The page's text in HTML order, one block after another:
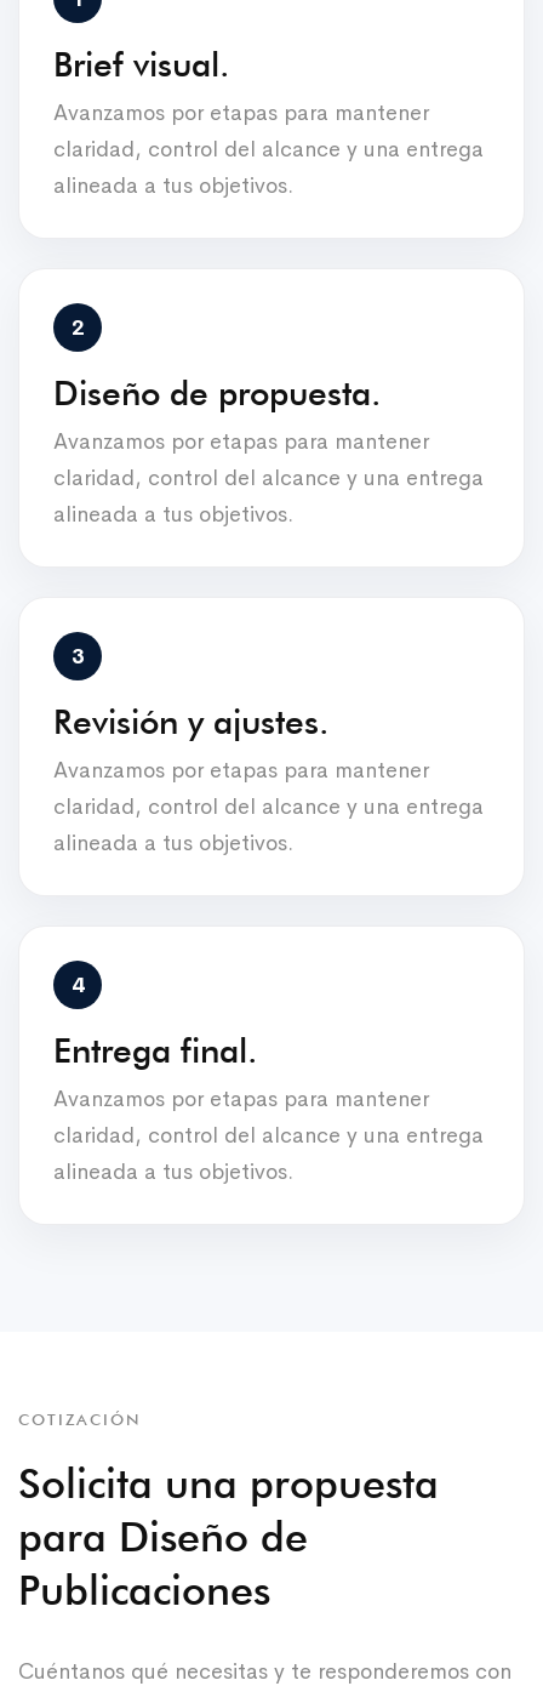
Brief visual.
Avanzamos por etapas para mantener
claridad, control del alcance y una entrega
alineada a tus objetivos.
Diseño de propuesta.
Avanzamos por etapas para mantener
claridad, control del alcance y una entrega
alineada a tus objetivos.
Revisión y ajustes.
Avanzamos por etapas para mantener
claridad, control del alcance y una entrega
alineada a tus objetivos.
Entrega final.
Avanzamos por etapas para mantener
claridad, control del alcance y una entrega
alineada a tus objetivos.
COTIZACIÓN
Solicita una propuesta
para Diseño de
Publicaciones
Cuéntanos qué necesitas y te responderemos con